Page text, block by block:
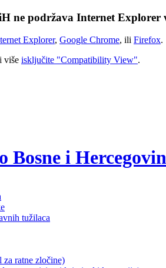
ne podržava Internet Explorer
Explorer, Google Chrome, ili Firefox.
više isključite "Compatibility View".
Bosne i
tužilaca
ratne zločine)